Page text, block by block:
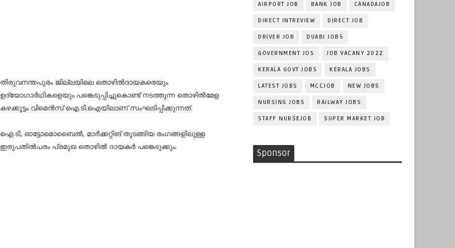
തിരുവനന്തപുരം ജില്ലയിലെ തൊഴിൽദായകരെയും
ഉദ്യോഗാർഥികളെയും പങ്കെടുപ്പിച്ചുകൊണ്ട് നടത്തുന്ന തൊഴിൽമേള
കഴക്കൂട്ടം വിമെൻസ് ഐ.ടി.ഐയിലാണ് സംഘടിപ്പിക്കുന്നത്.
ഐ.ടി, ഓട്ടോമൊബൈൽ, മാർക്കറ്റിങ് തുടങ്ങിയ രംഗങ്ങളിലുള്ള
ഇരുപതിൽപരം പ്രമുഖ തൊഴിൽ ദായകർ പങ്കെടുക്കും.
AIRPORT JOB BANK JOB CANADAJOB
DIRECT INTREVIEW DIRECT JOB
DRIVER JOB DUABI JOBS
GOVERNMENT JOS JOB VACANY 2022
KERALA GOVT JOBS KERALA JOBS
LATEST JOBS MCCJOB NEW JOBS
NURSING JOBS RAILWAY JOBS
STAFF NURSEJOB SUPER MARKET JOB
Sponsor